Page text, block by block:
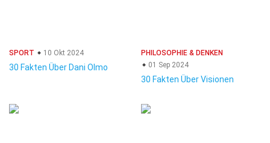
SPORT 10 Okt 2024
30 Fakten Über Dani Olmo
PHILOSOPHIE & DENKEN
01 Sep 2024
30 Fakten Über Visionen